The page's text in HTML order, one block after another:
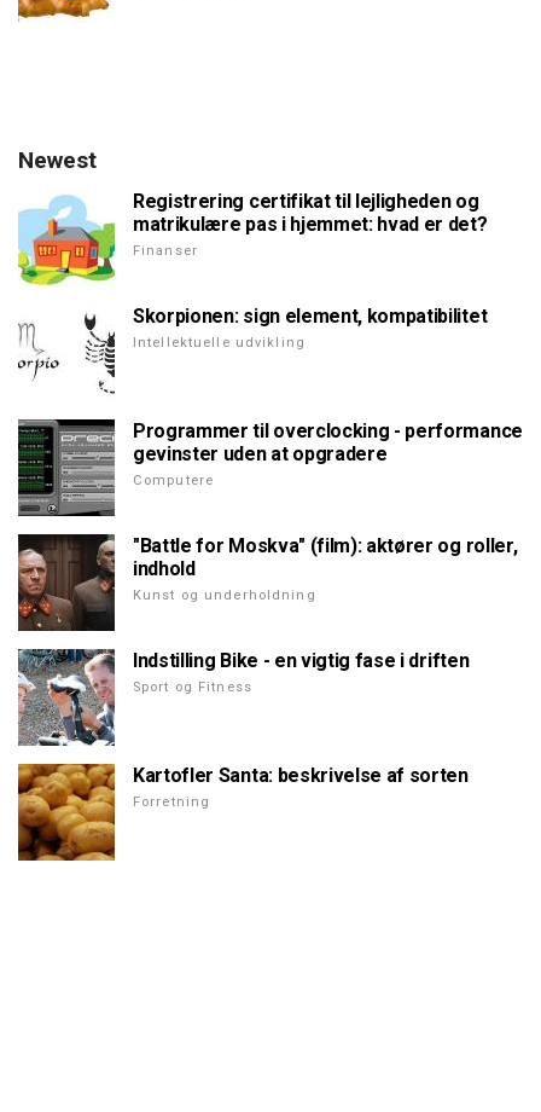
Newest
Registrering certifikat til lejligheden og
matrikulære pas i hjemmet: hvad er det?
Finanser
Skorpionen: sign element, kompatibilitet
Intellektuelle udvikling
Programmer til overclocking - performance
gevinster uden at opgradere
Computere
"Battle for Moskva" (film): aktører og roller,
indhold
Kunst og underholdning
Indstilling Bike - en vigtig fase i driften
Sport og Fitness
Kartofler Santa: beskrivelse af sorten
Forretning